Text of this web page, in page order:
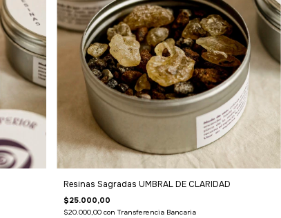
Resinas Sagradas UMBRAL DE CLARIDAD
$25.000,00
$20.000,00con Transferencia Bancaria